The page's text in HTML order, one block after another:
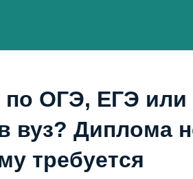
ОГЭ, ЕГЭ или
вуз? Диплома
требуется